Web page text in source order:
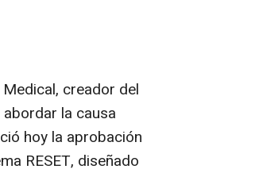
creador del
la causa
hoy la aprobación
RESET, diseñado